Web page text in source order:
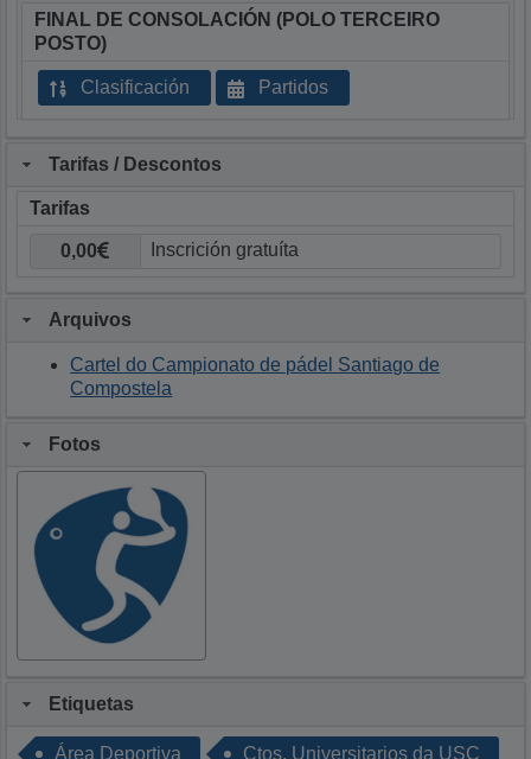
FINAL DE CONSOLACIÓN (POLO TERCEIRO
POSTO)
Clasificación Partidos
Tarifas / Descontos
Tarifas
0,00
Arquivos
Cartel do Campionato de pádel Santiago de
Compostela
Fotos
Etiquetas
Área Deportiva Ctos. Universitarios da USC